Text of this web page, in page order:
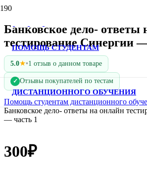
ПОМОЩЬ СТУДЕНТАМ
ДИСТАНЦИОННОГО ОБУЧЕНИЯ
Банковское дело- ответы
тестирование Синергии
5.0★•1 отзыв о данном товаре
✓ Отзывы покупателей по тестам
Помощь студентам дистанционного
Банковское дело- ответы на онлайн
— часть 1
300₽